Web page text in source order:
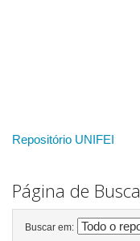
Repositório UNIFEI
Página de Busca
Buscar em: